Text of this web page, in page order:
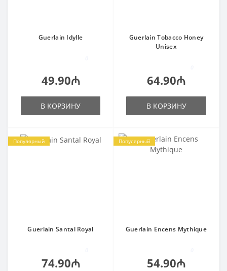
Guerlain Idylle
49.90₼
В КОРЗИНУ
Guerlain Tobacco Honey
Unisex
64.90₼
В КОРЗИНУ
Популярный
Guerlain Santal Royal
74.90₼
Популярный
Guerlain Encens Mythique
54.90₼